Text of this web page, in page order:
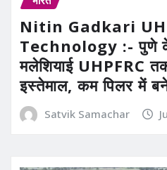
Nitin Gadkari
Technology :- पुणे के
मलेशियाई UHPFRC
इस्तेमाल, कम पिलर में
Satvik Samachar